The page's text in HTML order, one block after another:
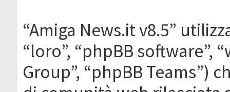
“Amiga News.it v8.5”
“loro”, “phpBB software”,
Group”, “phpBB Teams”)